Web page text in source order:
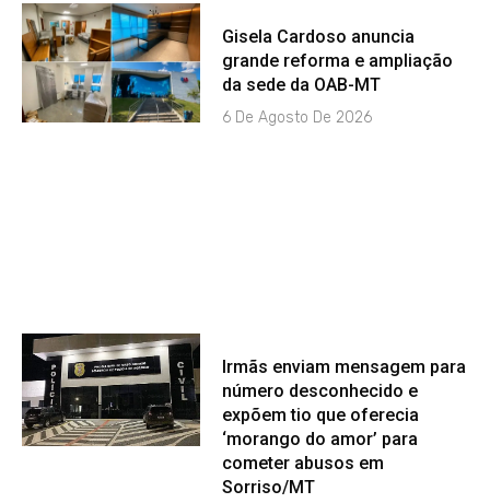
Gisela Cardoso anuncia
grande reforma e ampliação
da sede da OAB-MT
6 De Agosto De 2026
Irmãs enviam mensagem para
número desconhecido e
expõem tio que oferecia
‘morango do amor’ para
cometer abusos em
Sorriso/MT